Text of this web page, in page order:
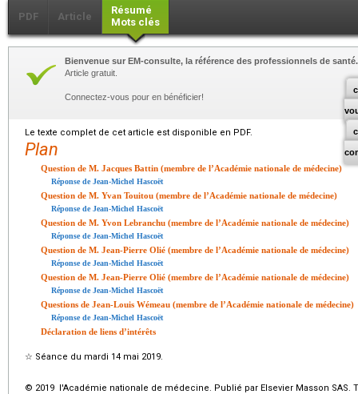
PDF Article
Résumé
Mots clés
Bienvenue sur EM-consulte, la référence des professionnels de santé.
Article gratuit.
Connectez-vous pour en bénéficier!
Le texte complet de cet article est disponible en PDF.
Plan
Question de M. Jacques Battin (membre de l’Académie nationale de médecine)
Réponse de Jean-Michel Hascoët
Question de M. Yvan Touitou (membre de l’Académie nationale de médecine)
Réponse de Jean-Michel Hascoët
Question de M. Yvon Lebranchu (membre de l’Académie nationale de médecine)
Réponse de Jean-Michel Hascoët
Question de M. Jean-Pierre Olié (membre de l’Académie nationale de médecine)
Réponse de Jean-Michel Hascoët
Question de M. Jean-Pierre Olié (membre de l’Académie nationale de médecine)
Réponse de Jean-Michel Hascoët
Questions de Jean-Louis Wémeau (membre de l’Académie nationale de médecine)
Réponse de Jean-Michel Hascoët
Déclaration de liens d’intérêts
☆ Séance du mardi 14 mai 2019.
© 2019 l'Académie nationale de médecine. Publié par Elsevier Masson SAS.